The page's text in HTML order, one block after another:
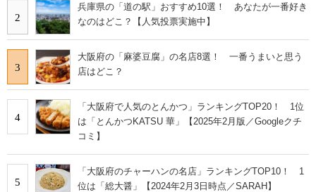
2
兵庫県の「道の駅」おすすめ10選！ あなたが一番好き
なのはどこ？【人気投票実施中】
3
大阪府の「麻婆豆腐」の名店8選！ 一番うまいと思う
店はどこ？
4
「大阪府で人気のとんかつ」ランキングTOP20！ 1位
は「とんかつKATSU 華」【2025年2月版／Googleクチ
コミ】
5
「大阪府のチャーハンの名店」ランキングTOP10！ 1
位は「総大醤」【2024年2月3日時点／SARAH】